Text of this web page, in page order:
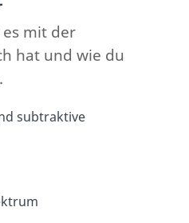
mit der
hat und wie du
subtraktive